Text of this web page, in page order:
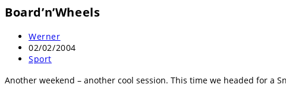
Board’n’Wheels
Beitrags-
Autor:
Werner
Beitrag
veröffentlicht:
02/02/2004
Beitrags-
Sport
Another weekend – another cool session. This time we headed for a